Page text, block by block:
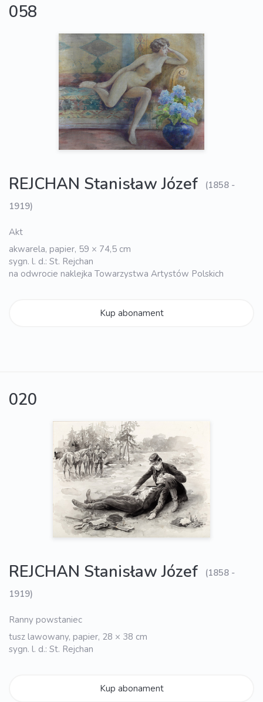
058
REJCHAN Stanisław Józef
(1858 -
1919)
Akt
akwarela, papier, 59 × 74,5 cm
sygn. l. d.: St. Rejchan
na odwrocie naklejka Towarzystwa Artystów Polskich
Kup abonament
020
REJCHAN Stanisław Józef
(1858 -
1919)
Ranny powstaniec
tusz lawowany, papier, 28 × 38 cm
sygn. l. d.: St. Rejchan
Kup abonament